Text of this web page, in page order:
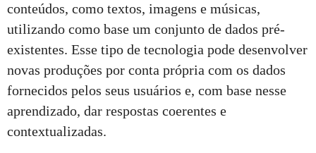
conteúdos, como textos, imagens e músicas,
utilizando como base um conjunto de dados pré-
existentes. Esse tipo de tecnologia pode desenvolver
novas produções por conta própria com os dados
fornecidos pelos seus usuários e, com base nesse
aprendizado, dar respostas coerentes e
contextualizadas.